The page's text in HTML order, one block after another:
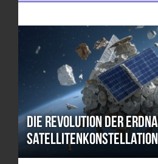
Die Revolution der